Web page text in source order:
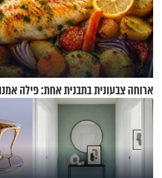
ארוחה צבעונית בתבנית אחת: פילה